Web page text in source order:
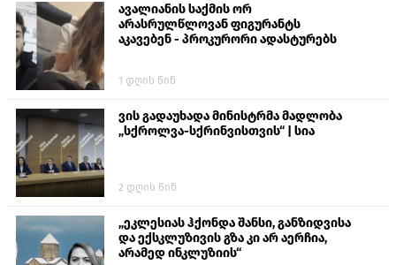
ავალიანის საქმის ორ
არასრულწლოვან ფიგურანტს
აკავებენ - პროკურორი ადასტურებს
1 დღის წინ
ვის გადაუხადა მინისტრმა მადლობა
„სქროლვა-სქრინვისთვის“ | სია
2 დღის წინ
„ეკლესიას ჰქონდა შანსი, განზიდვისა
და ექსკლუზივის გზა კი არ აერჩია,
არამედ ინკლუზიის“